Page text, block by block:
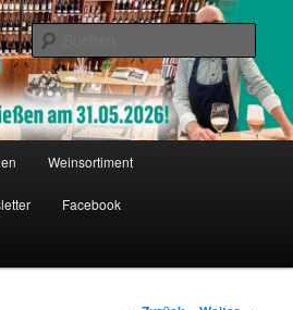
Weinsortiment
Facebook